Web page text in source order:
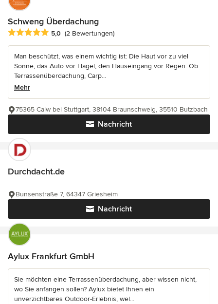
Schweng Überdachung
Durchschnittliche Bewertung: 5 von 5 Sternen
5,0 (2 Bewertungen)
Man beschützt, was einem wichtig ist: Die Haut vor zu viel
Sonne, das Auto vor Hagel, den Hauseingang vor Regen. Ob
Terrassenüberdachung, Carp...
Mehr
Nachricht
75365 Calw bei Stuttgart, 38104 Braunschweig, 35510 Butzbach
Durchdacht.de
Nachricht
Bunsenstraße 7, 64347 Griesheim
Aylux Frankfurt GmbH
Sie möchten eine Terrassenüberdachung, aber wissen nicht,
wo Sie anfangen sollen? Aylux bietet Ihnen ein
unverzichtbares Outdoor-Erlebnis, wel...